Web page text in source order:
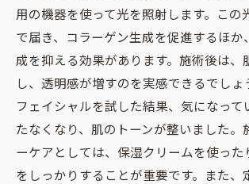
用の機器を使って光を照射します。この
で届き、コラーゲン生成を促進するほか
成を抑える効果があります。施術後は、
し、透明感が増すのを実感できるでしょ
フェイシャルを試した結果、気になって
たなくなり、肌のトーンが整いました。
ーケアとしては、保湿クリームを使った
をしっかりすることが重要です。また、